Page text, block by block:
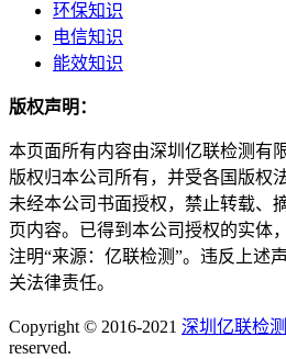
环保知识
电信知识
能效知识
版权声明：
本页面所有内容由深圳亿联检测有
版权归本公司所有，并受各国版权
未经本公司书面授权，禁止转载、
页内容。已得到本公司授权的实体
注明“来源：亿联检测”。违反上述
关法律责任。
Copyright © 2016-2021 深圳亿联检
reserved.